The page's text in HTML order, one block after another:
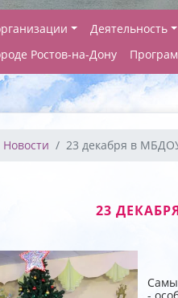
Деятельность
Ростов-на-Дону
Новости 23 декабря в
23